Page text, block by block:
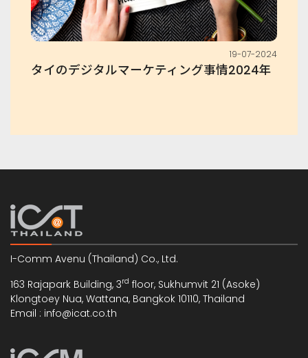
19-07-2024
タイのデジタルマーケティング事情2024年
I-Comm Avenu (Thailand) Co., Ltd.
163 Rajapark Building, 3rd floor, Sukhumvit 21 (Asoke)
Klongtoey Nua, Wattana, Bangkok 10110, Thailand
Email : info@icat.co.th